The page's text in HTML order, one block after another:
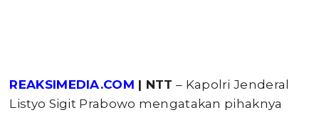
REAKSIMEDIA.COM | NTT – Kapolri Jenderal
Listyo Sigit Prabowo mengatakan pihaknya